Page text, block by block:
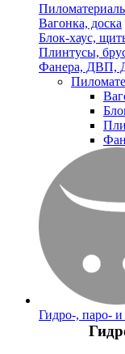
Вагонка, доска
Блок-хаус,
Плинтусы,
Фанера, ДВП,
Гидро-, паро- и